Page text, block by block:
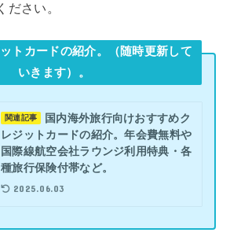
ださい。
トカードの紹介。（随時更新して
いきます）。
関連記事
国内海外旅行向けおすすめク
レジットカードの紹介。年会費無料や
国際線航空会社ラウンジ利用特典・各
種旅行保険付帯など。
2025.06.03